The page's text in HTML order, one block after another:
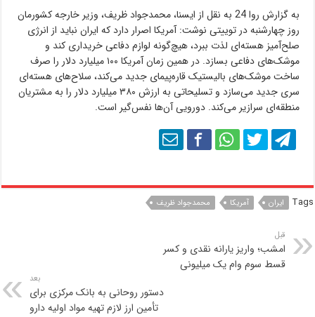
به گزارش روا 24 به نقل از ایسنا، محمدجواد ظریف، وزیر خارجه کشورمان
روز چهارشنبه در توییتی نوشت: آمریکا اصرار دارد که ایران نباید از انرژی
صلح‌آمیز هسته‌ای لذت ببرد، هیچ‌گونه لوازم دفاعی خریداری کند و
موشک‌های دفاعی بسازد. در همین زمان آمریکا ۱۰۰ میلیارد دلار را صرف
ساخت موشک‌های بالیستیک قاره‌پیمای جدید می‌کند، سلاح‌های هسته‌ای
سری جدید می‌سازد و تسلیحاتی به ارزش ۳۸۰ میلیارد دلار را به مشتریان
منطقه‌ای سرازیر می‌کند. دورویی آن‌ها نفس‌گیر است.
Tags ایران آمریکا محمدجواد ظريف
قبل
امشب؛ واریز یارانه نقدی و کسر
قسط سوم وام یک میلیونی
بعد
دستور روحانی به بانک مرکزی برای
تأمین ارز لازم تهیه مواد اولیه دارو